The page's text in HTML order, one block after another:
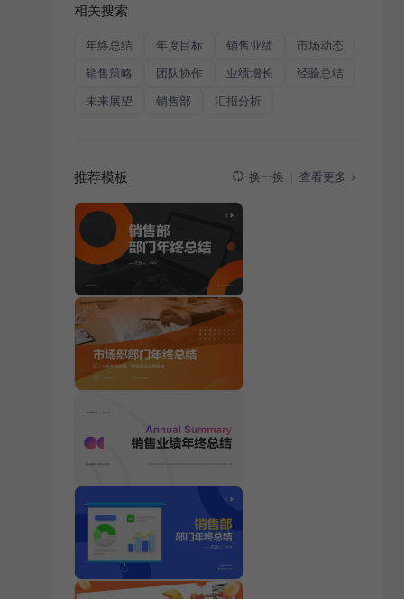
相关搜索
年终总结 年度目标 销售业绩 市场动态
销售策略 团队协作 业绩增长 经验总结
未来展望 销售部 汇报分析
推荐模板 换一换 查看更多